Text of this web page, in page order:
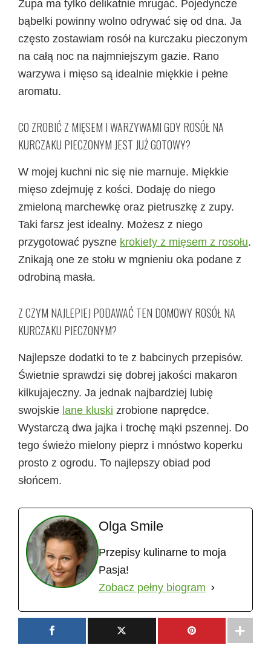
Zupa ma tylko delikatnie mrugać. Pojedyncze
bąbelki powinny wolno odrywać się od dna. Ja
często zostawiam rosół na kurczaku pieczonym
na całą noc na najmniejszym gazie. Rano
warzywa i mięso są idealnie miękkie i pełne
aromatu.
CO ZROBIĆ Z MIĘSEM I WARZYWAMI GDY ROSÓŁ NA
KURCZAKU PIECZONYM JEST JUŻ GOTOWY?
W mojej kuchni nic się nie marnuje. Miękkie
mięso zdejmuję z kości. Dodaję do niego
zmieloną marchewkę oraz pietruszkę z zupy.
Taki farsz jest idealny. Możesz z niego
przygotować pyszne krokiety z mięsem z rosołu.
Znikają one ze stołu w mgnieniu oka podane z
odrobiną masła.
Z CZYM NAJLEPIEJ PODAWAĆ TEN DOMOWY ROSÓŁ NA
KURCZAKU PIECZONYM?
Najlepsze dodatki to te z babcinych przepisów.
Świetnie sprawdzi się dobrej jakości makaron
kilkujajeczny. Ja jednak najbardziej lubię
swojskie lane kluski zrobione naprędce.
Wystarczą dwa jajka i trochę mąki pszennej. Do
tego świeżo mielony pieprz i mnóstwo koperku
prosto z ogrodu. To najlepszy obiad pod
słońcem.
Olga Smile
Przepisy kulinarne to moja
Pasja!
Zobacz pełny biogram